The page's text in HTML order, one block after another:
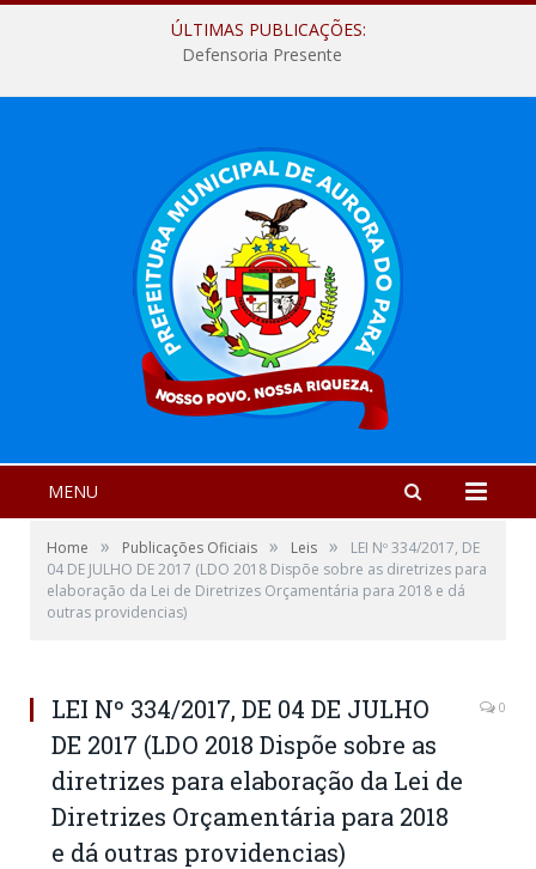
ÚLTIMAS PUBLICAÇÕES:
Defensoria Presente
MENU
Home » Publicações Oficiais » Leis »
LEI Nº 334/2017, DE
04 DE JULHO DE 2017 (LDO 2018 Dispõe sobre as diretrizes para
elaboração da Lei de Diretrizes Orçamentária para 2018 e dá
outras providencias)
LEI Nº 334/2017, DE 04 DE JULHO
DE 2017 (LDO 2018 Dispõe sobre as
diretrizes para elaboração da Lei de
Diretrizes Orçamentária para 2018
e dá outras providencias)
0